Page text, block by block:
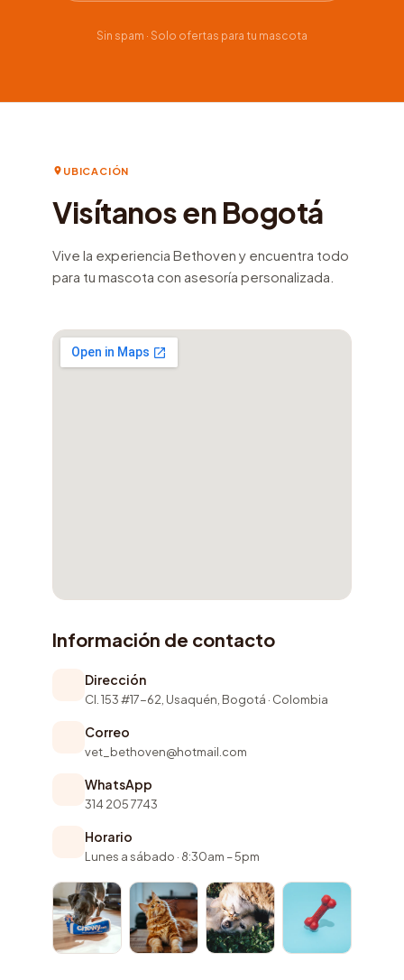
Sin spam · Solo ofertas para tu mascota
UBICACIÓN
Visítanos en Bogotá
Vive la experiencia Bethoven y encuentra todo
para tu mascota con asesoría personalizada.
Información de contacto
Dirección
Cl. 153 #17-62, Usaquén, Bogotá · Colombia
Correo
vet_bethoven@hotmail.com
WhatsApp
314 205 7743
Horario
Lunes a sábado · 8:30am – 5pm